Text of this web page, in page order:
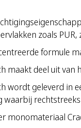
zoals
formule
maakt deel uit
wordt geleverd in
waarbij
monomateriaal